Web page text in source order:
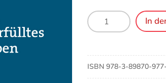
Therese
Stählin
Ein
wahrhaft
erfülltes
In
ISBN978-3-89870-